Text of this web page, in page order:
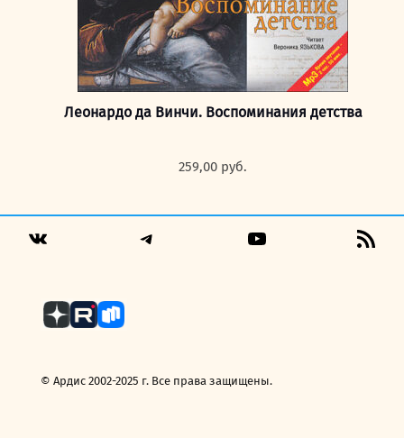
Леонардо да Винчи. Воспоминания детства
259,00 руб.
© Ардис 2002-2025 г. Все права защищены.